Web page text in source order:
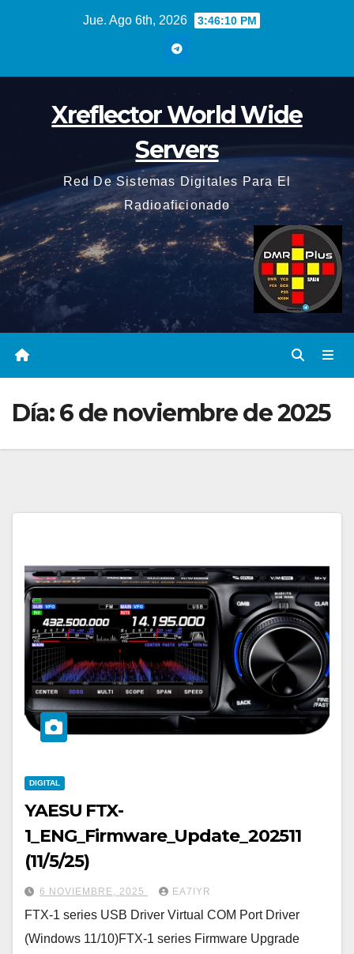
Jue. Ago 6th, 2026 3:46:11 PM
Xreflector World Wide
Servers
Red De Sistemas Digitales Para El
Radioaficionado
Día:6 de noviembre de 2025
DIGITAL
YAESU FTX-
1_ENG_Firmware_Update_202511
(11/5/25)
6 NOVIEMBRE, 2025 EA7IYR
FTX-1 series USB Driver Virtual COM Port Driver
(Windows 11/10)FTX-1 series Firmware Upgrade